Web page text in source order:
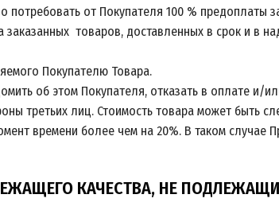
потребовать от Покупателя 100 % предоплаты
товаров, доставленных в срок и в
Покупателю Товара.
об этом Покупателя, отказать в оплате и/
третьих лиц. Стоимость товара может быть
времени более чем на 20%. В таком случае
КАЧЕСТВА, НЕ